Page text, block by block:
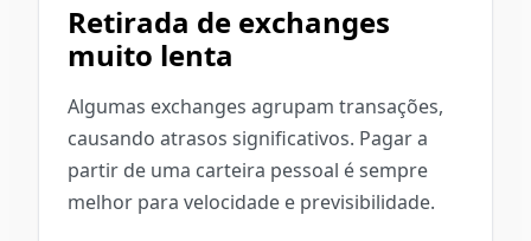
Retirada de exchanges
muito lenta
Algumas exchanges agrupam transações,
causando atrasos significativos. Pagar a
partir de uma carteira pessoal é sempre
melhor para velocidade e previsibilidade.